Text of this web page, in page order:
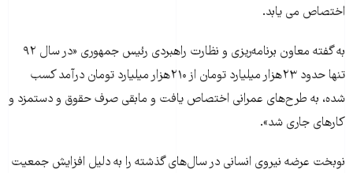
اختصاص می یابد.
به گفته معاون برنامه‌ریزی و نظارت راهبردی رئیس جمهوری «در سال ۹۲
تنها حدود ۲۳هزار میلیارد تومان از ۲۱۰هزار میلیارد تومان درآمد کسب
شده، به طرح‌های عمرانی اختصاص یافت و مابقی صرف حقوق و دستمزد و
کارهای جاری شد».
نوبخت عرضه نیروی انسانی در سال‌های گذشته را به دلیل افزایش جمعیت